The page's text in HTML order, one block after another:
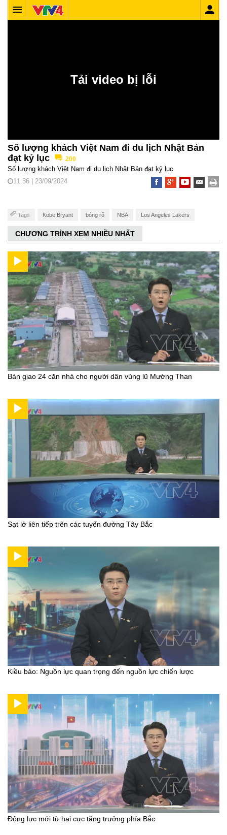
Số lượng khách Việt Nam đi du lịch Nhật Bản
đạt kỷ lục
200
Số lượng khách Việt Nam đi du lịch Nhật Bản đạt kỷ lục
11:36 | 23/09/2024
Tags Kobe Bryant bóng rổ NBA Los Angeles Lakers
CHƯƠNG TRÌNH XEM NHIỀU NHẤT
Bàn giao 24 căn nhà cho người dân vùng lũ Mường Than
Sạt lở liên tiếp trên các tuyến đường Tây Bắc
Kiều bào: Nguồn lực quan trọng đến nguồn lực chiến lược
Động lực mới từ hai cực tăng trưởng phía Bắc